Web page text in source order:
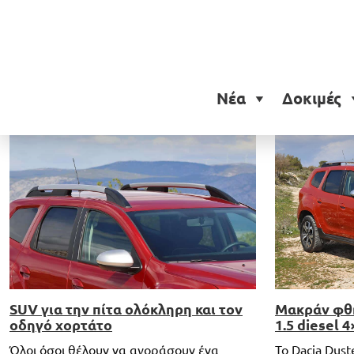
Νέα Δοκιμές
Dacia Duster
SUV για την πίτα ολόκληρη και τον
οδηγό χορτάτο
Όλοι όσοι θέλουν να αγοράσουν ένα
Μακράν
1.5 diesel
Το Dacia